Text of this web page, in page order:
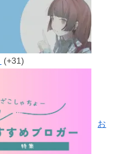
+31
お